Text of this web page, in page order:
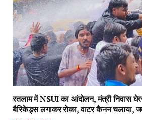
रतलाम में NSUI का आंदोलन, मंत्री निवास
बैरिकेड्स लगाकर रोका, वाटर कैनन चलाया,